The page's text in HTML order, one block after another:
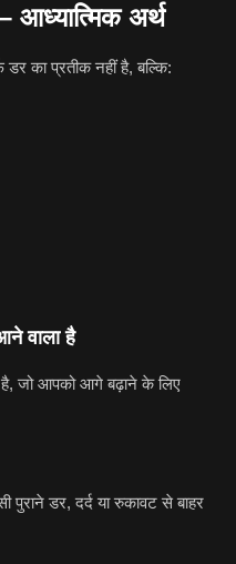
आध्यात्मिक अर्थ
डर का प्रतीक नहीं है, बल्कि:
वाला है
है, जो आपको आगे बढ़ाने के लिए
डर, दर्द या रुकावट से बाहर